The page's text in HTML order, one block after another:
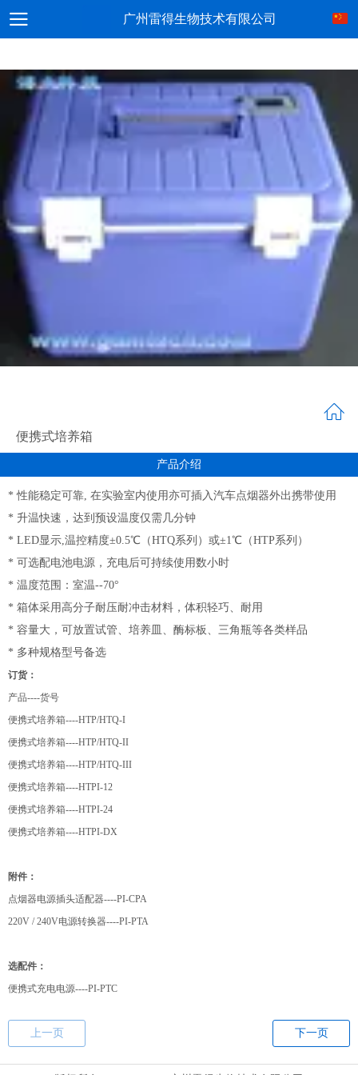
广州雷得生物技术有限公司
便携式培养箱
产品介绍
* 性能稳定可靠, 在实验室内使用亦可插入汽车点烟器外出携带使用
* 升温快速，达到预设温度仅需几分钟
* LED显示,温控精度±0.5℃（HTQ系列）或±1℃（HTP系列）
* 可选配电池电源，充电后可持续使用数小时
* 温度范围：室温--70°
* 箱体采用高分子耐压耐冲击材料，体积轻巧、耐用
* 容量大，可放置试管、培养皿、酶标板、三角瓶等各类样品
* 多种规格型号备选
订货：
产品----货号
便携式培养箱----HTP/HTQ-I
便携式培养箱----HTP/HTQ-II
便携式培养箱----HTP/HTQ-III
便携式培养箱----HTPI-12
便携式培养箱----HTPI-24
便携式培养箱----HTPI-DX
附件：
点烟器电源插头适配器----PI-CPA
220V / 240V电源转换器----PI-PTA
选配件：
便携式充电电源----PI-PTC
上一页 下一页